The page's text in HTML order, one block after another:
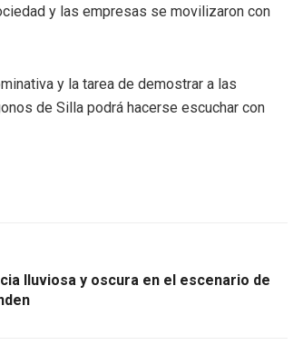
y las empresas se movilizaron con
y la tarea de demostrar a las
de Silla podrá hacerse escuchar con
lluviosa y oscura en el escenario de